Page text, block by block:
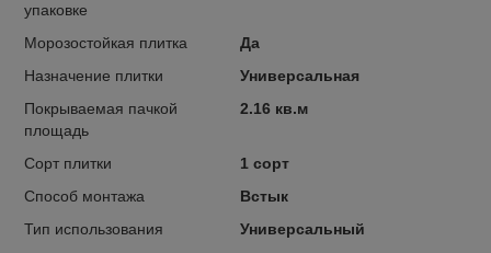
упаковке
Морозостойкая плитка
Да
Назначение плитки
Универсальная
Покрываемая пачкой
площадь
2.16 кв.м
Сорт плитки
1 сорт
Способ монтажа
Встык
Тип использования
Универсальный